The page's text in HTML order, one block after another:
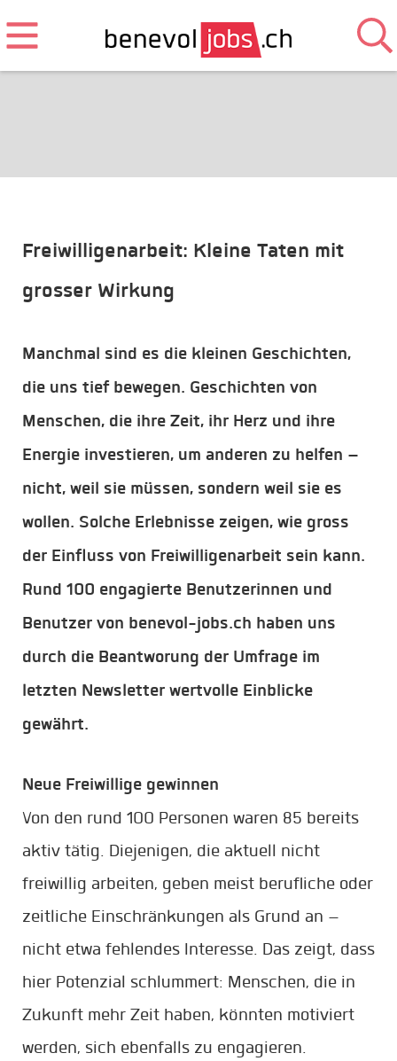
Freiwilligenarbeit: Kleine Taten mit
grosser Wirkung
Manchmal sind es die kleinen Geschichten,
die uns tief bewegen. Geschichten von
Menschen, die ihre Zeit, ihr Herz und ihre
Energie investieren, um anderen zu helfen –
nicht, weil sie müssen, sondern weil sie es
wollen. Solche Erlebnisse zeigen, wie gross
der Einfluss von Freiwilligenarbeit sein kann.
Rund 100 engagierte Benutzerinnen und
Benutzer von benevol-jobs.ch haben uns
durch die Beantworung der Umfrage im
letzten Newsletter wertvolle Einblicke
gewährt.
Neue Freiwillige gewinnen
Von den rund 100 Personen waren 85 bereits
aktiv tätig. Diejenigen, die aktuell nicht
freiwillig arbeiten, geben meist berufliche oder
zeitliche Einschränkungen als Grund an –
nicht etwa fehlendes Interesse. Das zeigt, dass
hier Potenzial schlummert: Menschen, die in
Zukunft mehr Zeit haben, könnten motiviert
werden, sich ebenfalls zu engagieren.